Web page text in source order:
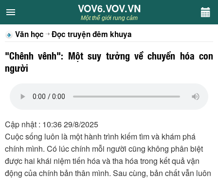
VOV6.VOV.VN
CHUYÊN MỤC
Khách VOV6
Sân khấu
Thiếu nhi
VOV6.VOV.VN
Một thế giới rung cảm
Văn học Đọc truyện đêm khuya
"Chênh vênh": Một suy tưởng về chuyển hóa con
người
Cập nhật : 10:36 29/8/2025
Cuộc sống luôn là một hành trình kiếm tìm và khám phá
chính mình. Có lúc chính mỗi người cũng không phân biệt
được hai khái niệm tiến hóa và tha hóa trong kết quả vận
động của chính bản thân mình. Sau cùng, bản chất vẫn luôn